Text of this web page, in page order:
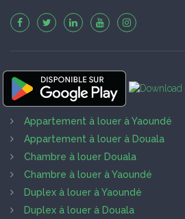
Appartement à louer à Yaoundé
Appartement à louer à Douala
Chambre à louer Douala
Chambre à louer à Yaoundé
Duplex à louer à Yaoundé
Duplex à louer à Douala